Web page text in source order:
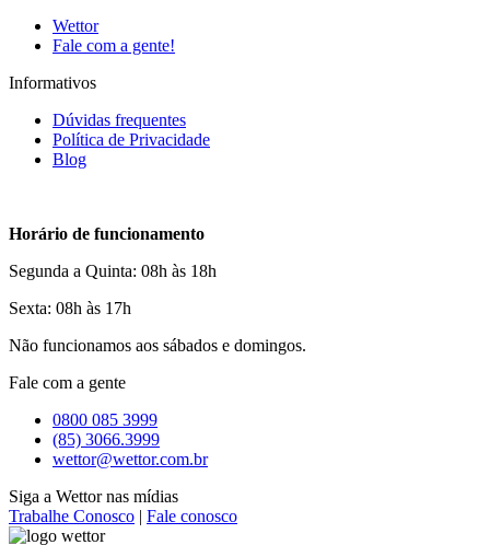
Wettor
Fale com a gente!
Informativos
Dúvidas frequentes
Política de Privacidade
Blog
Horário de funcionamento
Segunda a Quinta: 08h às 18h
Sexta: 08h às 17h
Não funcionamos aos sábados e domingos.
Fale com a gente
0800 085 3999
(85) 3066.3999
wettor@wettor.com.br
Siga a Wettor nas mídias
Trabalhe Conosco | Fale conosco